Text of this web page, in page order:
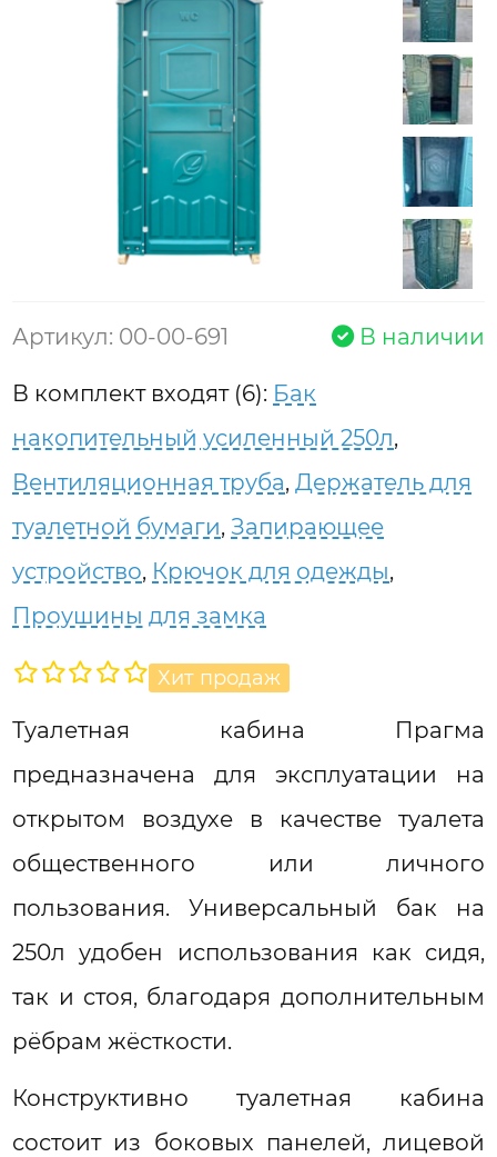
Артикул: 00-00-691 В наличии
В комплект входят (6): Бак
накопительный усиленный 250л,
Вентиляционная труба,Держатель для
туалетной бумаги, Запирающее
устройство, Крючок для одежды,
Проушины для замка
Хит продаж
Туалетная кабина Прагма
предназначена для эксплуатации на
открытом воздухе в качестве туалета
общественного или личного
пользования. Универсальный бак на
250л удобен использования как сидя,
так и стоя, благодаря дополнительным
рёбрам жёсткости.
Конструктивно туалетная кабина
состоит из боковых панелей, лицевой